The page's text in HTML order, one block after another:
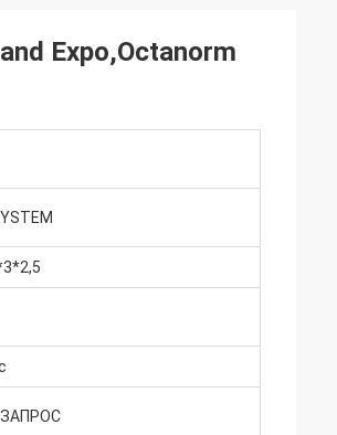
Expo,Octanorm